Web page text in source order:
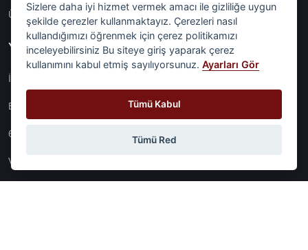
Üyeli̇k Aydinlatma Metni̇
Yasal
İşlem Rehberi̇
Etk İzni̇ Metni̇
6698 Sayili Kvkk Gereği̇nce Veri̇ Sorumlusuna Başvuru Formu
Veri Sorumlularına Başvuru Formu
Sizlere daha iyi hizmet vermek amacı ile gizliliğe uygun
şekilde çerezler kullanmaktayız. Çerezleri nasıl
kullandığımızı öğrenmek için çerez politikamızı
inceleyebilirsiniz Bu siteye giriş yaparak çerez
kullanımını kabul etmiş sayılıyorsunuz.Ayarları Gör
Tümü Kabul
Tümü Red